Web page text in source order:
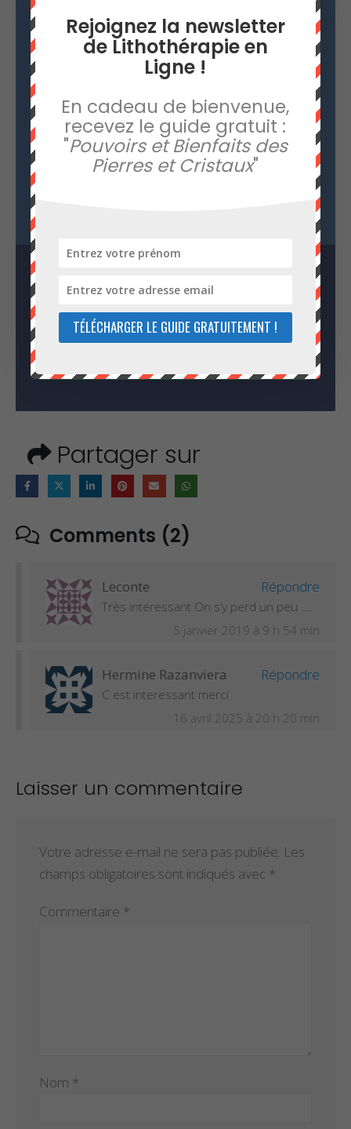
Rejoignez la newsletter
Lithothérapie en Ligne
Cet article vous a plu ? Rejoignez notre
newsletter et recevez en cadeau le guide
Partager sur
Comments (2)
Leconte Répondre
Très intéressant On s’y perd un peu ….
5 janvier 2019 à 9 h 54 min
Hermine Razanviera Répondre
C est interessant merci
16 avril 2025 à 20 h 20 min
Laisser un commentaire
Votre adresse e-mail ne sera pas publiée. Les
champs obligatoires sont indiqués avec *
Commentaire *
Nom *
Rejoignez la newsletter
de Lithothérapie en
Ligne !
En cadeau de bienvenue,
recevez le guide gratuit :
"Pouvoirs et Bienfaits des
Pierres et Cristaux"
TÉLÉCHARGER LE GUIDE GRATUITEMENT !